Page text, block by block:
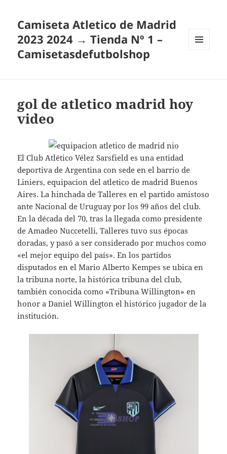
Camiseta Atletico de Madrid
2023 2024 → Tienda Nº 1 –
Camisetasdefutbolshop
gol de atletico madrid hoy
video
El Club Atlético Vélez Sarsfield es una entidad
deportiva de Argentina con sede en el barrio de
Liniers, equipacion del atletico de madrid Buenos
Aires. La hinchada de Talleres en el partido amistoso
ante Nacional de Uruguay por los 99 años del club.
En la década del 70, tras la llegada como presidente
de Amadeo Nuccetelli, Talleres tuvo sus épocas
doradas, y pasó a ser considerado por muchos como
«el mejor equipo del país». En los partidos
disputados en el Mario Alberto Kempes se ubica en
la tribuna norte, la histórica tribuna del club,
también conocida como «Tribuna Willington» en
honor a Daniel Willington el histórico jugador de la
institución.